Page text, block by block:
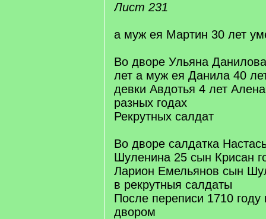
Лист 231
а муж ея Мартин 30 лет
Во дворе Ульяна
лет а муж ея Данила 40
девки Авдотья 4 лет
разных годах
Рекрутных салдат
Во дворе салдатка
Шуленина 25 сын Крисан
Ларион Емельянов сын
в рекрутныя салдаты
После переписи 1710
двором